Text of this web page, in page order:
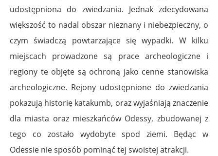
udostępniona do zwiedzania. Jednak zdecydowana
większość to nadal obszar nieznany i niebezpieczny, o
czym świadczą powtarzające się wypadki. W kilku
miejscach prowadzone są prace archeologiczne i
regiony te objęte są ochroną jako cenne stanowiska
archeologiczne. Rejony udostępnione do zwiedzania
pokazują historię katakumb, oraz wyjaśniają znaczenie
dla miasta oraz mieszkańców Odessy, zbudowanej z
tego co zostało wydobyte spod ziemi. Będąc w
Odessie nie sposób pominąć tej swoistej atrakcji.